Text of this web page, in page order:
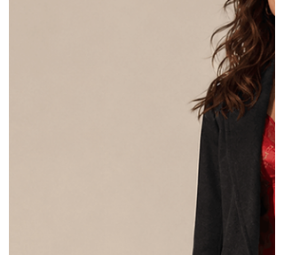
фотографов, видеографов,
Территории красоты на площадке